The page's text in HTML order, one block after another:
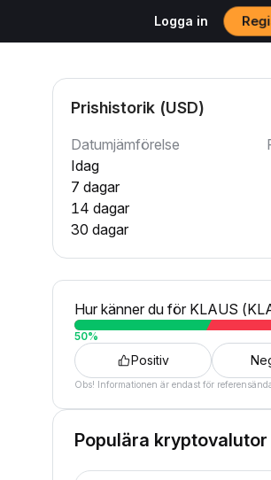
Logga in
Prishistorik (USD)
Datumjämförelse
Idag
7 dagar
14 dagar
30 dagar
Hur känner du för KLAUS
50%
Positiv
Obs! Informationen är endast för
Populära kryptovalutor